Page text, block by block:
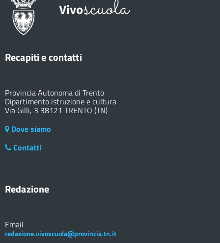
Recapiti e contatti
Provincia Autonoma di Trento
Dipartimento istruzione e cultura
Via Gilli, 3 38121 TRENTO (TN)
Dove siamo
Contatti
Redazione
Email
redazione.vivoscuola@provincia.tn.it